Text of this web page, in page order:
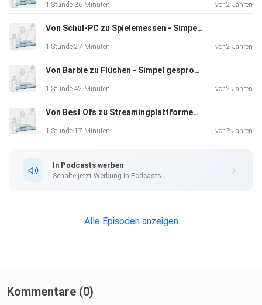
1 Stunde 36 Minuten vor 2 Jahren
Von Schul-PC zu Spielemessen - Simpel gesprochen #11
1 Stunde 27 Minuten vor 2 Jahren
Von Barbie zu Flüchen - Simpel gesprochen #9
1 Stunde 42 Minuten vor 2 Jahren
Von Best Ofs zu Streamingplattformen (feat. arberlustig) - Simpel gesprochen #8
1 Stunde 17 Minuten vor 3 Jahren
In Podcasts werben
Schalte jetzt Werbung in Podcasts.
Alle Episoden anzeigen
Kommentare (0)